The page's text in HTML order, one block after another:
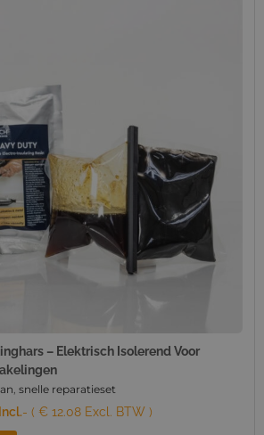
– Elektrisch Isolerend Voor
, snelle reparatieset
- ( € 12.08 Excl. BTW )